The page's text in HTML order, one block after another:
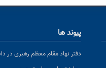
پیوند ها
دفتر نهاد مقام معظم رهبری در